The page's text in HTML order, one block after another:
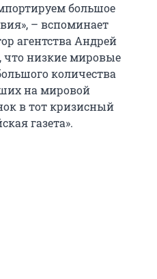
большое
– вспоминает
агентства Андрей
что низкие мировые
количества
на мировой
в тот кризисный
газета».